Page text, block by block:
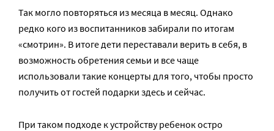
Так могло повторяться из месяца в месяц. Однако
редко кого из воспитанников забирали по итогам
«смотрин». В итоге дети переставали верить в себя, в
возможность обретения семьи и все чаще
использовали такие концерты для того, чтобы просто
получить от гостей подарки здесь и сейчас.
При таком подходе к устройству ребенок остро